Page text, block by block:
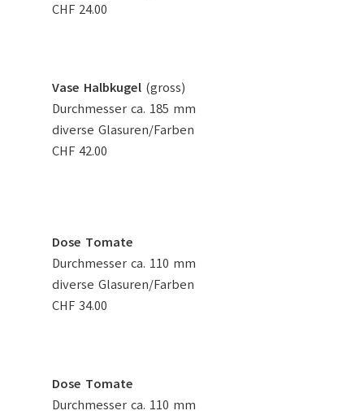
CHF 24.00
Vase Halbkugel (gross)
Durchmesser ca. 185 mm
diverse Glasuren/Farben
CHF 42.00
Dose Tomate
Durchmesser ca. 110 mm
diverse Glasuren/Farben
CHF 34.00
Dose Tomate
Durchmesser ca. 110 mm